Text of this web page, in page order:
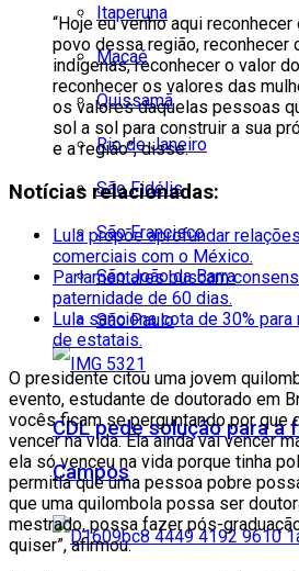
Itaperuna
Macaé
Quissamã
Rio de Janeiro
São Fidélis
São Francisco
São João da Barra
São Paulo
CDL pede solução para a
Campos
“Hoje eu venho aqui
povo dessa região, reconhecer
indígenas, reconhecer o valor
reconhecer os valores das
os valores daquelas pessoas
sol a sol para construir a sua
e a região”, disse.
Notícias relacionadas:
Lula propõe aprofundar
comerciais com o México.
Parlamentares buscam
paternidade de 60 dias.
Lula sanciona cota de 30%
de estatais.
O presidente citou uma jovem
evento, estudante de doutorado em
vocês ficam se perguntando por que
vencer na vida. Ela ainda vai vencer
ela só venceu na vida porque tinha
permitia que uma pessoa pobre
que uma quilombola possa ser
mestrado, possa fazer pós-
quiser”, afirmou.